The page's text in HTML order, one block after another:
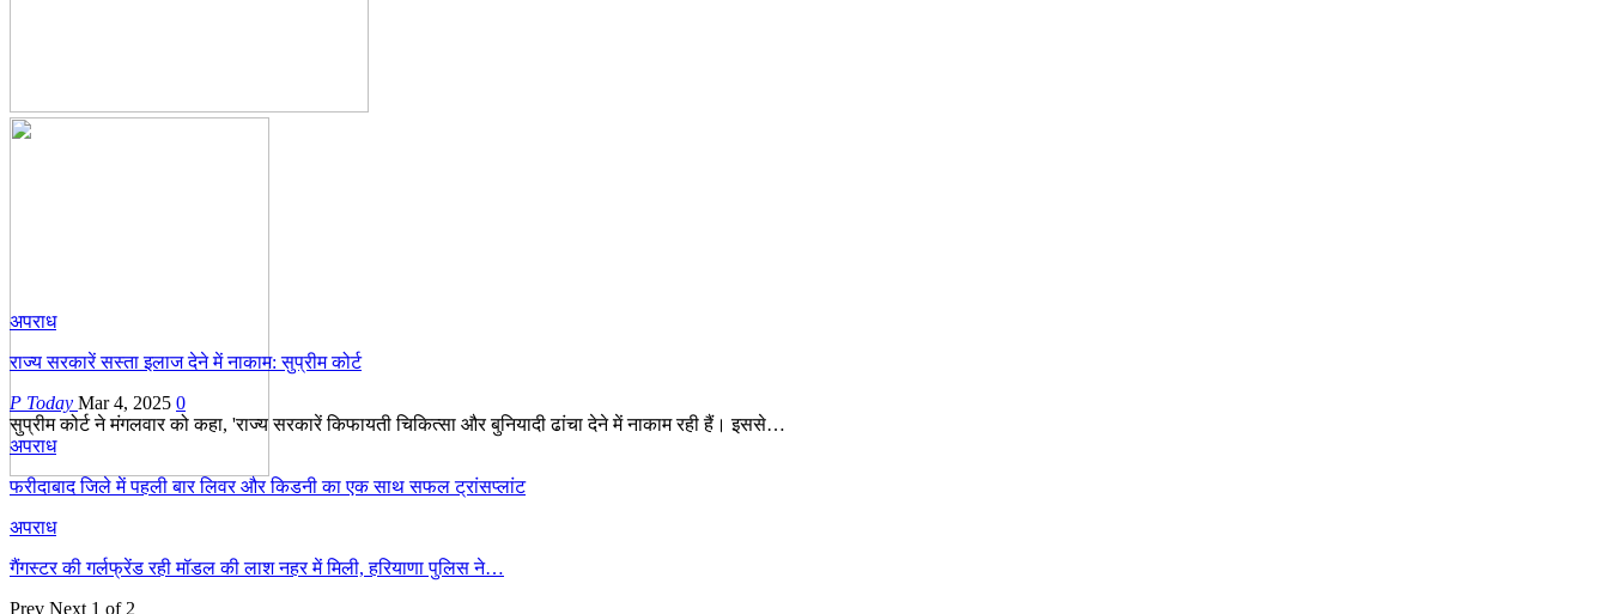
अपराध
राज्य सरकारें सस्ता इलाज देने में नाकाम: सुप्रीम कोर्ट
P Today Mar 4, 2025 0
सुप्रीम कोर्ट ने मंगलवार को कहा, 'राज्य सरकारें किफायती चिकित्सा और बुनियादी ढांचा देने में नाकाम रही हैं। इससे…
अपराध
फरीदाबाद जिले में पहली बार लिवर और किडनी का एक साथ सफल ट्रांसप्लांट
अपराध
गैंगस्टर की गर्लफ्रेंड रही मॉडल की लाश नहर में मिली, हरियाणा पुलिस ने…
Prev Next 1 of 2